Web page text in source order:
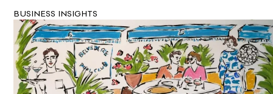
BUSINESS INSIGHTS